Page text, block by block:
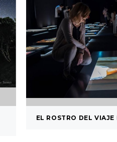
EL ROSTRO DEL VIAJE